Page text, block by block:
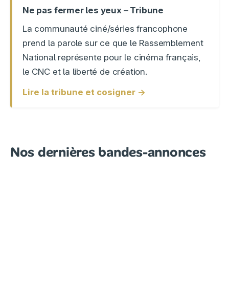
Ne pas fermer les yeux – Tribune
La communauté ciné/séries francophone
prend la parole sur ce que le Rassemblement
National représente pour le cinéma français,
le CNC et la liberté de création.
Lire la tribune et cosigner →
Nos dernières bandes-annonces